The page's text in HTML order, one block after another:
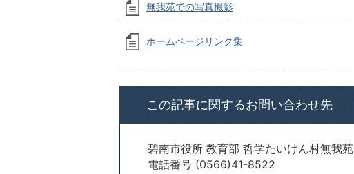
無我苑での写真撮影
ホームページリンク集
この記事に関するお問い合わせ先
碧南市役所 教育部 哲学たいけん村無我苑
電話番号 (0566)41-8522